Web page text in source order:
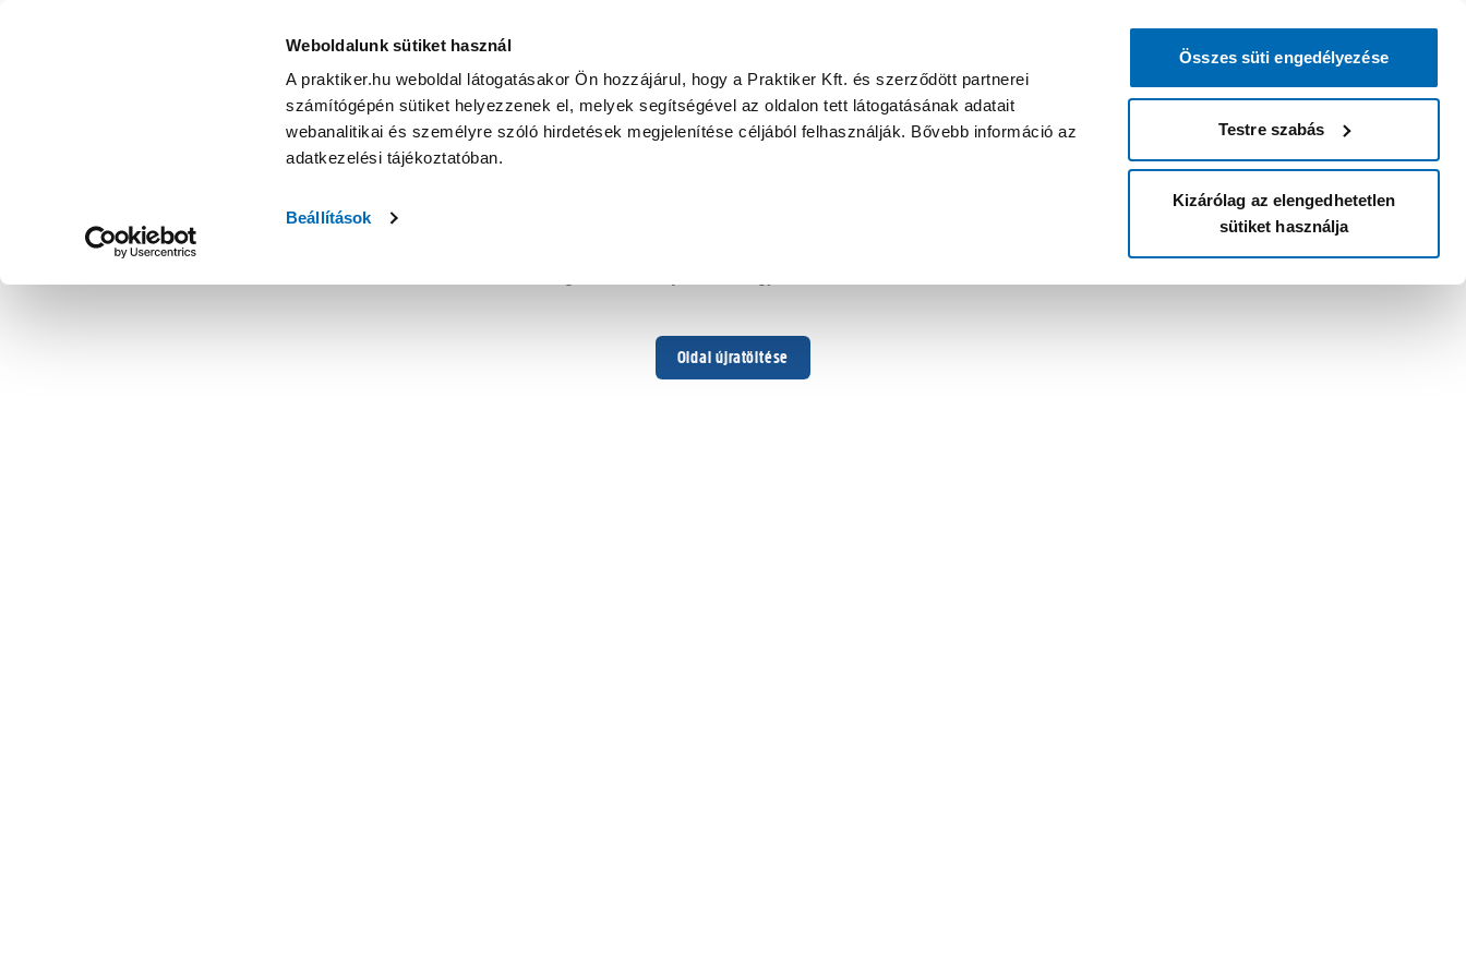
Weboldalunk sütiket használ
A praktiker.hu weboldal látogatásakor Ön hozzájárul, hogy a Praktiker Kft. és szerződött partnerei
számítógépén sütiket helyezzenek el, melyek segítségével az oldalon tett látogatásának adatait
webanalitikai és személyre szóló hirdetések megjelenítése céljából felhasználják. Bővebb információ az
adatkezelési tájékoztatóban.
Beállítások
Összes süti engedélyezése
Testre szabás
Kizárólag az elengedhetetlen
sütiket használja
Oldal újratöltése